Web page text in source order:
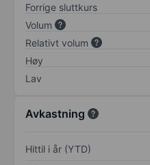
Forrige sluttkurs
Volum
Relativt volum
Høy
Lav
Avkastning
Hittil i år (YTD)